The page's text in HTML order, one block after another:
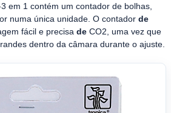
em 1 contém um contador de bolhas,
numa única unidade. O contador de
fácil e precisa de CO2, uma vez que
dentro da câmara durante o ajuste.